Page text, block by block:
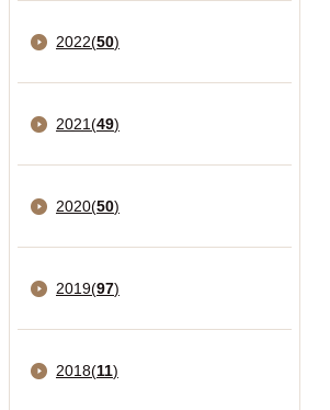
2022(50)
2021(49)
2020(50)
2019(97)
2018(11)